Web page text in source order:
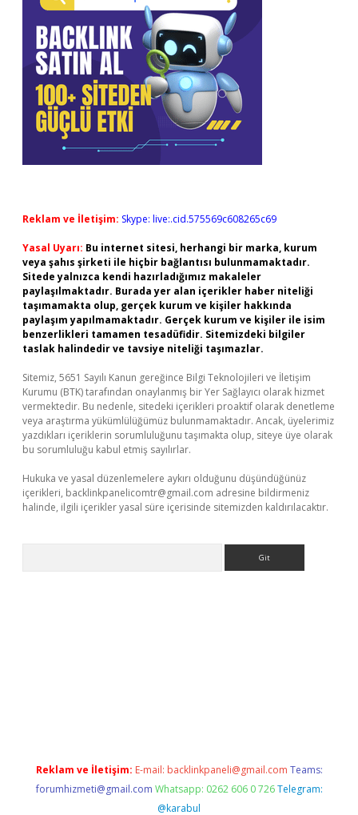
Reklam ve İletişim: Skype: live:.cid.575569c608265c69
Yasal Uyarı: Bu internet sitesi, herhangi bir marka, kurum
veya şahıs şirketi ile hiçbir bağlantısı bulunmamaktadır.
Sitede yalnızca kendi hazırladığımız makaleler
paylaşılmaktadır. Burada yer alan içerikler haber niteliği
taşımamakta olup, gerçek kurum ve kişiler hakkında
paylaşım yapılmamaktadır. Gerçek kurum ve kişiler ile isim
benzerlikleri tamamen tesadüfidir. Sitemizdeki bilgiler
taslak halindedir ve tavsiye niteliği taşımazlar.
Sitemiz, 5651 Sayılı Kanun gereğince Bilgi Teknolojileri ve İletişim
Kurumu (BTK) tarafından onaylanmış bir Yer Sağlayıcı olarak hizmet
vermektedir. Bu nedenle, sitedeki içerikleri proaktif olarak denetleme
veya araştırma yükümlülüğümüz bulunmamaktadır. Ancak, üyelerimiz
yazdıkları içeriklerin sorumluluğunu taşımakta olup, siteye üye olarak
bu sorumluluğu kabul etmiş sayılırlar.
Hukuka ve yasal düzenlemelere aykırı olduğunu düşündüğünüz
içerikleri, backlinkpanelicomtr@gmail.com adresine bildirmeniz
halinde, ilgili içerikler yasal süre içerisinde sitemizden kaldırılacaktır.
Reklam ve İletişim: E-mail: backlinkpaneli@gmail.com Teams:
forumhizmeti@gmail.com Whatsapp: 0262 606 0 726 Telegram:
@karabul